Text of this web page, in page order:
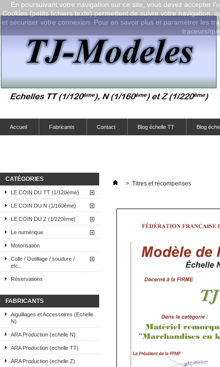
Accueil Fabricants Contact Blog échelle TT Blog
CATÉGORIES
LE COIN DU TT (1/120ème)
LE COIN DU N (1/160ème)
LE COIN DU Z (1/220ème)
Le numérique
Motorisation
Colle / Outillage / soudure /
etc...
Réservations
FABRICANTS
Aiguillages et Accessoires (Echelle
N)
ARA Production (echelle N)
ARA Production (echelle TT)
ARA Production (echelle Z)
> Titres et récompenses
En poursuivant votre navigation sur ce site, vous devez accepter
Cookies (petits fichiers texte) permettent de suivre votre navigation,
et sécuriser votre connexion. Pour en savoir plus et paramétrer les
traceurs/